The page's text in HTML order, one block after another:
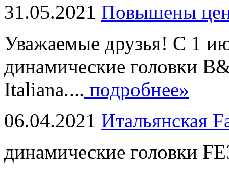
31.05.2021 Повышены
Уважаемые друзья! С 1
динамические головки
Italiana.... подробнее»
06.04.2021 Итальянская
динамические головки